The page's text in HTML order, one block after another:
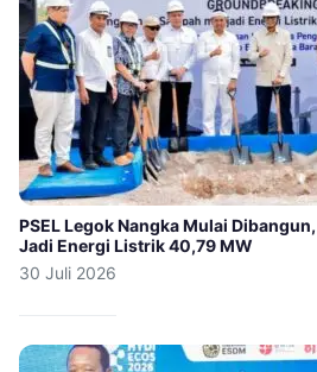
PSEL Legok Nangka Mulai
Jadi Energi Listrik 40,79 MW
30 Juli 2026